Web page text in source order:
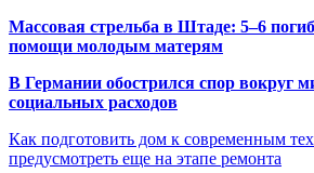
Массовая стрельба в Штаде: 5–6
помощи молодым матерям
В Германии обострился спор вокруг
социальных расходов
Как подготовить дом к современным
предусмотреть еще на этапе ремонта